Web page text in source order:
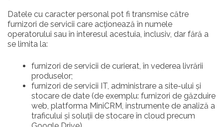
Datele cu caracter personal pot fi transmise către
furnizori de servicii care acționează în numele
operatorului sau în interesul acestuia, inclusiv, dar fără a
se limita la:
furnizori de servicii de curierat, în vederea livrării
produselor;
furnizori de servicii IT, administrare a site-ului și
stocare de date (de exemplu: furnizori de găzduire
web, platforma MiniCRM, instrumente de analiză a
traficului și soluții de stocare în cloud precum